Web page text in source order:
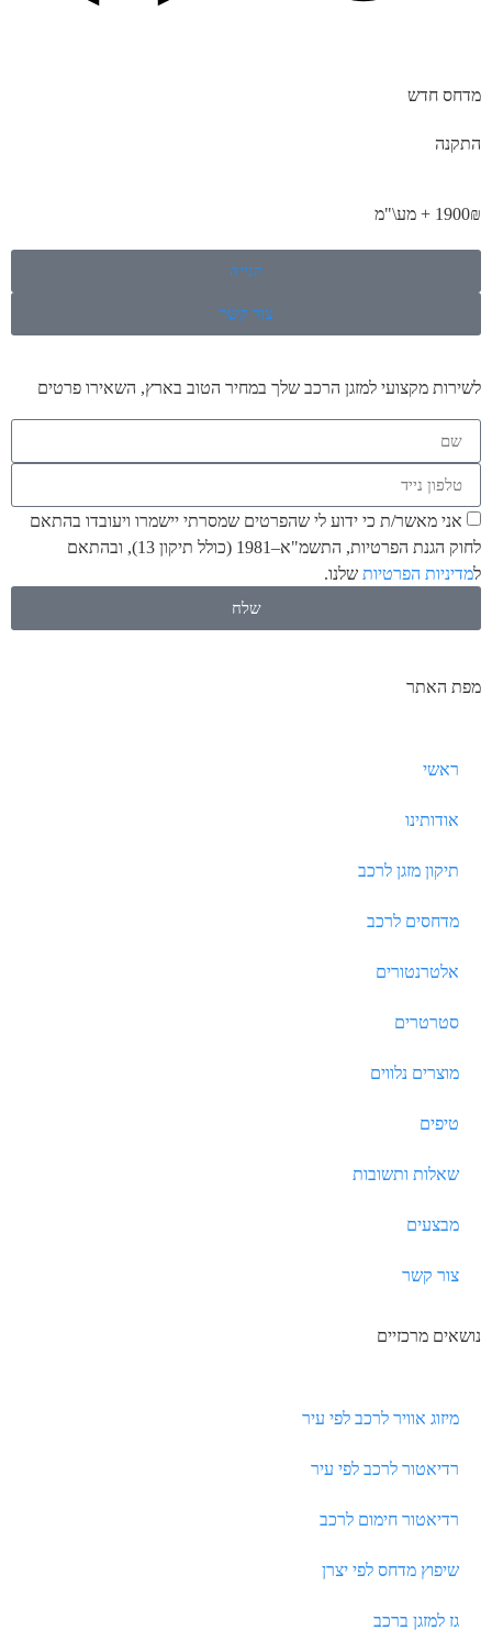
מדחס חדש
התקנה
1900₪ + מע\"מ
קנייה
צור קשר
לשירות מקצועי למזגן הרכב שלך במחיר הטוב בארץ, השאירו פרטים
אני מאשר/ת כי ידוע לי שהפרטים שמסרתי יישמרו ויעובדו בהתאם
לחוק הגנת הפרטיות, התשמ"א–1981 (כולל תיקון 13), ובהתאם
מדיניות הפרטיותשלנו.
שלח
מפת האתר
ראשי
אודותינו
תיקון מזגן לרכב
מדחסים לרכב
אלטרנטורים
סטרטרים
מוצרים נלווים
טיפים
שאלות ותשובות
מבצעים
צור קשר
נושאים מרכזיים
מיזוג אוויר לרכב לפי עיר
רדיאטור לרכב לפי עיר
רדיאטור חימום לרכב
שיפוץ מדחס לפי יצרן
גז למזגן ברכב